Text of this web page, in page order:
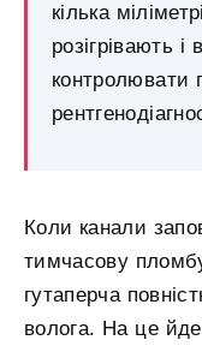
кілька
розігрівають
контролювати
Коли канали
тимчасову
гутаперча
волога. На це